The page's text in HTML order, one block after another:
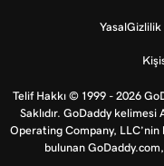
YasalGizlilik
Telif Hakkı © 1999 - 2026
Saklıdır. GoDaddy
Operating Company, LLC’nin
bulunan